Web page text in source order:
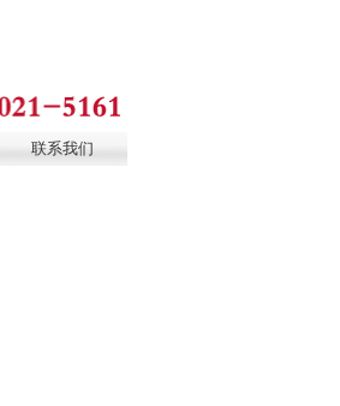
联系我们